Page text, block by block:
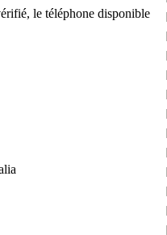
le téléphone disponible